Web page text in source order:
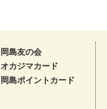
岡島友の会
オカジマカード
岡島ポイントカード